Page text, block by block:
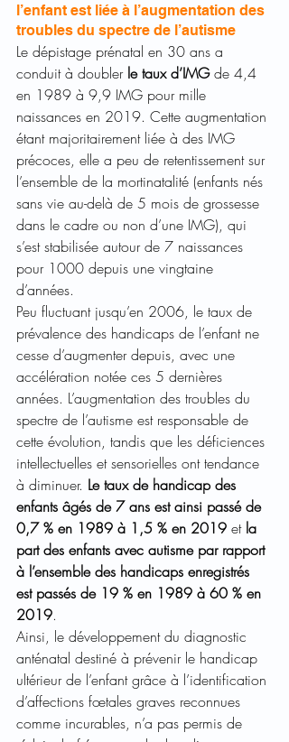
l’enfant est liée à l’augmentation des
troubles du spectre de l’autisme
Le dépistage prénatal en 30 ans a
conduit à doubler le taux d’IMG de 4,4
en 1989 à 9,9 IMG pour mille
naissances en 2019. Cette augmentation
étant majoritairement liée à des IMG
précoces, elle a peu de retentissement sur
l’ensemble de la mortinatalité (enfants nés
sans vie au-delà de 5 mois de grossesse
dans le cadre ou non d’une IMG), qui
s’est stabilisée autour de 7 naissances
pour 1000 depuis une vingtaine
d’années.
Peu fluctuant jusqu’en 2006, le taux de
prévalence des handicaps de l’enfant ne
cesse d’augmenter depuis, avec une
accélération notée ces 5 dernières
années. L’augmentation des troubles du
spectre de l’autisme est responsable de
cette évolution, tandis que les déficiences
intellectuelles et sensorielles ont tendance
à diminuer. Le taux de handicap des
enfants âgés de 7 ans est ainsi passé de
0,7 % en 1989 à 1,5 % en 2019 et la
part des enfants avec autisme par rapport
à l’ensemble des handicaps enregistrés
est passés de 19 % en 1989 à 60 % en
2019.
Ainsi, le développement du diagnostic
anténatal destiné à prévenir le handicap
ultérieur de l’enfant grâce à l’identification
d’affections fœtales graves reconnues
comme incurables, n’a pas permis de